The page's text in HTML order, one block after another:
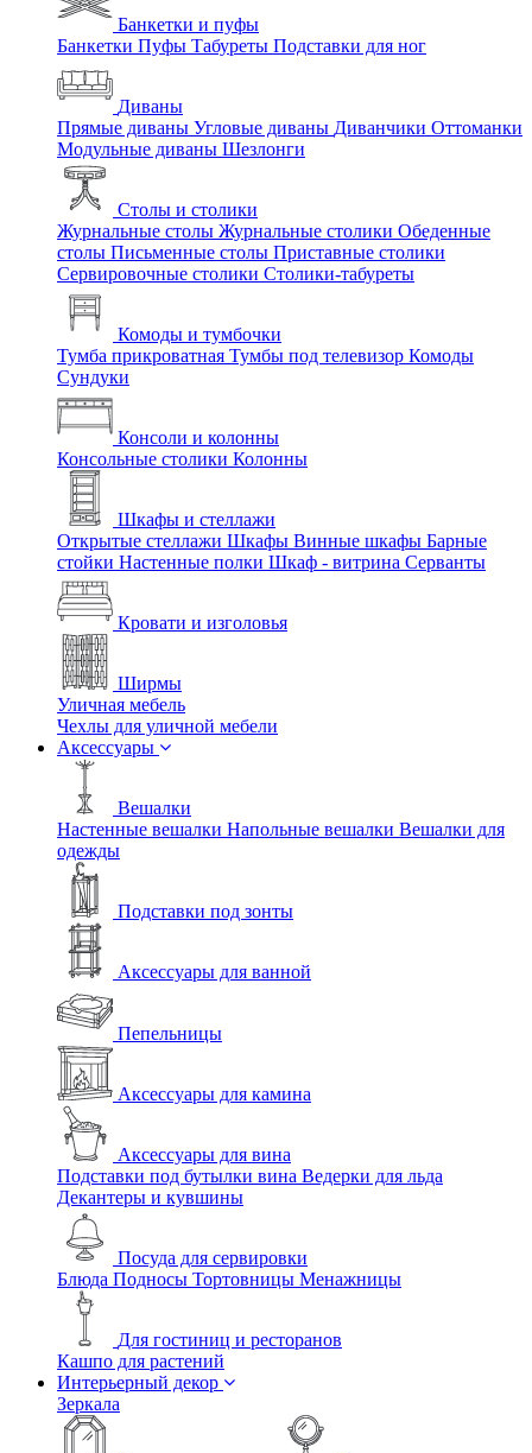
Банкетки и пуфы
Банкетки Пуфы Табуреты Подставки для ног
Диваны
Прямые диваны Угловые диваны Диванчики Оттоманки
Модульные диваны Шезлонги
Столы и столики
Журнальные столы Журнальные столики Обеденные
столы Письменные столы Приставные столики
Сервировочные столики Столики-табуреты
Комоды и тумбочки
Тумба прикроватная Тумбы под телевизор Комоды
Сундуки
Консоли и колонны
Консольные столики Колонны
Шкафы и стеллажи
Открытые стеллажи Шкафы Винные шкафы Барные
стойки Настенные полки Шкаф - витрина Серванты
Кровати и изголовья
Ширмы
Уличная мебель
Чехлы для уличной мебели
Аксессуары
Вешалки
Настенные вешалки Напольные вешалки Вешалки для
одежды
Подставки под зонты
Аксессуары для ванной
Пепельницы
Аксессуары для камина
Аксессуары для вина
Подставки под бутылки вина Ведерки для льда
Декантеры и кувшины
Посуда для сервировки
Блюда Подносы Тортовницы Менажницы
Для гостиниц и ресторанов
Кашпо для растений
Интерьерный декор
Зеркала